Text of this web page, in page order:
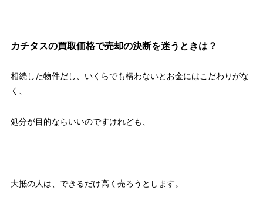
カチタスの買取価格で売却の決断を迷うときは？
相続した物件だし、いくらでも構わないとお金にはこだわりがな
く、
処分が目的ならいいのですけれども、
大抵の人は、できるだけ高く売ろうとします。